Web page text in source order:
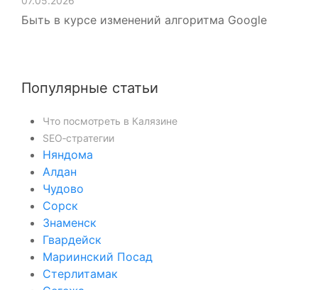
Быть в курсе изменений алгоритма Google
Популярные статьи
Что посмотреть в Калязине
SEO‑стратегии
Няндома
Алдан
Чудово
Сорск
Знаменск
Гвардейск
Мариинский Посад
Стерлитамак